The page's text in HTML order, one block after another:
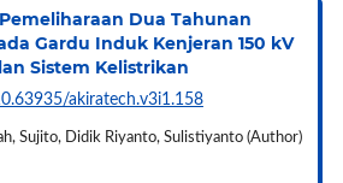
Dua Tahunan
Gardu Induk Kenjeran 150 kV
Sistem Kelistrikan
akiratech.v3i1.158
Sujito, Didik Riyanto, Sulistiyanto (Author)